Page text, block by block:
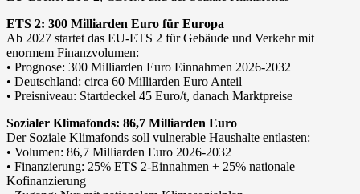
ETS 2: 300 Milliarden Euro für Europa
Ab 2027 startet das EU-ETS 2 für Gebäude und Verkehr mit
enormem Finanzvolumen:
• Prognose: 300 Milliarden Euro Einnahmen 2026-2032
• Deutschland: circa 60 Milliarden Euro Anteil
• Preisniveau: Startdeckel 45 Euro/t, danach Marktpreise
Sozialer Klimafonds: 86,7 Milliarden Euro
Der Soziale Klimafonds soll vulnerable Haushalte entlasten:
• Volumen: 86,7 Milliarden Euro 2026-2032
• Finanzierung: 25% ETS 2-Einnahmen + 25% nationale
Kofinanzierung